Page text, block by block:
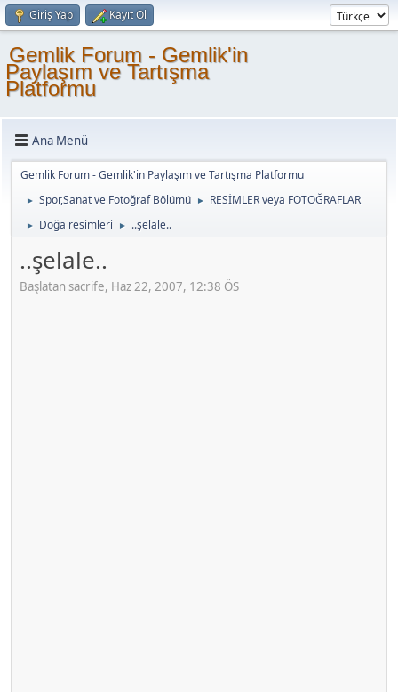
Giriş Yap Kayıt Ol
Gemlik Forum - Gemlik'in
Paylaşım ve Tartışma
Platformu
Ana Menü
Gemlik Forum - Gemlik'in Paylaşım ve Tartışma Platformu
► Spor,Sanat ve Fotoğraf Bölümü ► RESİMLER veya FOTOĞRAFLAR
► Doğa resimleri ► ..şelale..
..şelale..
Başlatan sacrife, Haz 22, 2007, 12:38 ÖS